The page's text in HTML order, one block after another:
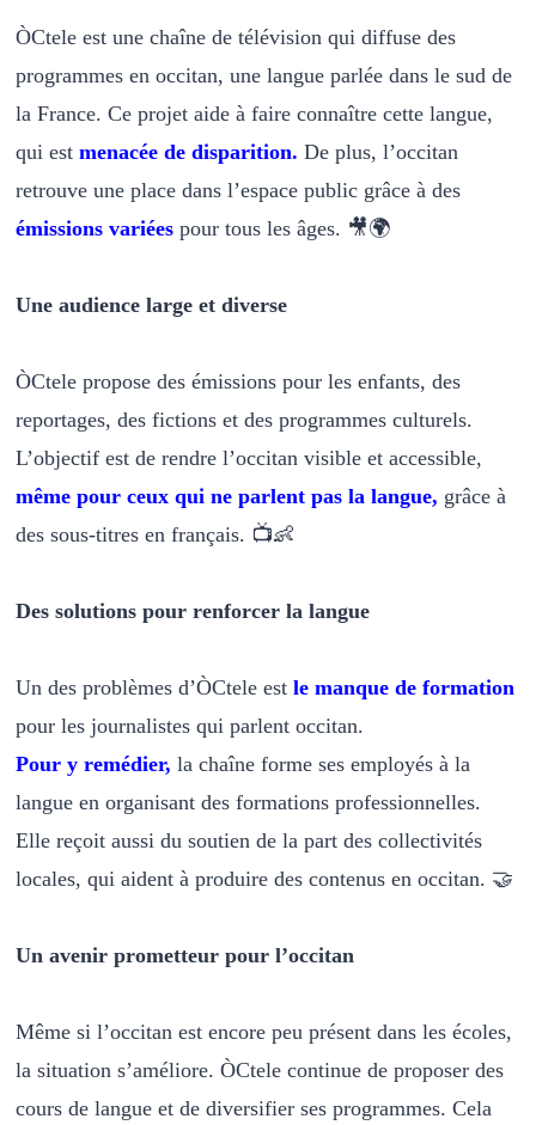
ÒCtele est une chaîne de télévision qui diffuse des
programmes en occitan, une langue parlée dans le sud de
la France. Ce projet aide à faire connaître cette langue,
qui est menacée de disparition. De plus, l’occitan
retrouve une place dans l’espace public grâce à des
émissions variéespour tous les âges. 🎥🌍
Une audience large et diverse
ÒCtele propose des émissions pour les enfants, des
reportages, des fictions et des programmes culturels.
L’objectif est de rendre l’occitan visible et accessible,
même pour ceux qui ne parlent pas la langue, grâce à
des sous-titres en français. 📺👶
Des solutions pour renforcer la langue
Un des problèmes d’ÒCtele est le manque de formation
pour les journalistes qui parlent occitan.
Pour y remédier, la chaîne forme ses employés à la
langue en organisant des formations professionnelles.
Elle reçoit aussi du soutien de la part des collectivités
locales, qui aident à produire des contenus en occitan. 🤝
Un avenir prometteur pour l’occitan
Même si l’occitan est encore peu présent dans les écoles,
la situation s’améliore. ÒCtele continue de proposer des
cours de langue et de diversifier ses programmes. Cela